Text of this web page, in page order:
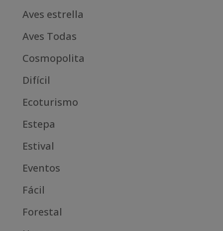
Aves estrella
Aves Todas
Cosmopolita
Difícil
Ecoturismo
Estepa
Estival
Eventos
Fácil
Forestal